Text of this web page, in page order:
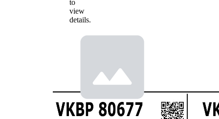
to
view
details.